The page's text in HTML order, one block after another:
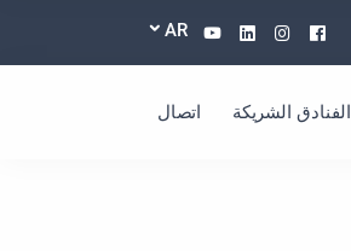
Facebook
Instagram
Linkedin
Youtube
AR
الفنادق الشريكة اتصال